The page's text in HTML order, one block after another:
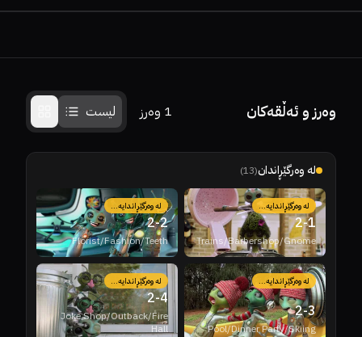
وەرز و ئەڵقەکان 1 وەرز لیست
لە وەرگێڕاندان(
13
)
لە وەرگێڕاندایە...
2-1
Trains/Barbershop/Gnome
لە وەرگێڕاندایە...
2-2
Florist/Fashion/Teeth
لە وەرگێڕاندایە...
2-3
Pool/Dinner Party/Skiing
لە وەرگێڕاندایە...
2-4
Joke Shop/Outback/Fire
Hall